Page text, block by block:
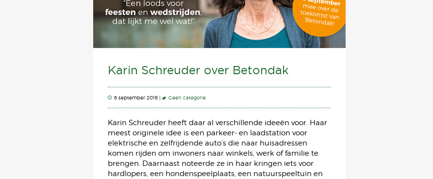
Karin Schreuder over Betondak
6 september 2016 | Geen categorie
Karin Schreuder heeft daar al verschillende ideeën voor. Haar
meest originele idee is een parkeer- en laadstation voor
elektrische en zelfrijdende auto’s die naar huisadressen
komen rijden om inwoners naar winkels, werk of familie te
brengen. Daarnaast noteerde ze in haar kringen iets voor
hardlopers, een hondenspeelplaats, een natuurspeeltuin en